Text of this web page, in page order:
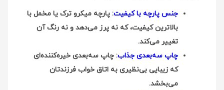
جنس پارچه با کیفیت: پارچه میکرو ترک یا مخمل با
بالاترین کیفیت، که نه پرز می‌دهد و نه رنگ آن
تغییر می‌کند.
چاپ سه‌بعدی جذاب: چاپ سه‌بعدی خیره‌کننده‌ای
که زیبایی بی‌نظیری به اتاق خواب فرزندتان
می‌بخشد.